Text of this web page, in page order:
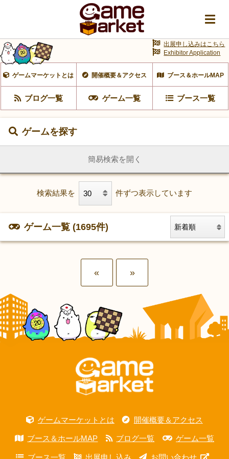
ゲームマーケットとは 開催概要＆アクセス ブース＆ホールMAP
ブログ一覧 ゲーム一覧 ブース一覧
出展申し込みはこちら
Exhibitor Application
ゲームを探す
簡易検索を開く
検索結果を 件ずつ表示しています
ゲーム一覧 (1695件)
« »
ゲームマーケットとは 開催概要＆アクセス
ブース＆ホールMAP ブログ一覧 ゲーム一覧
ブース一覧 出展申し込み お問い合わせ